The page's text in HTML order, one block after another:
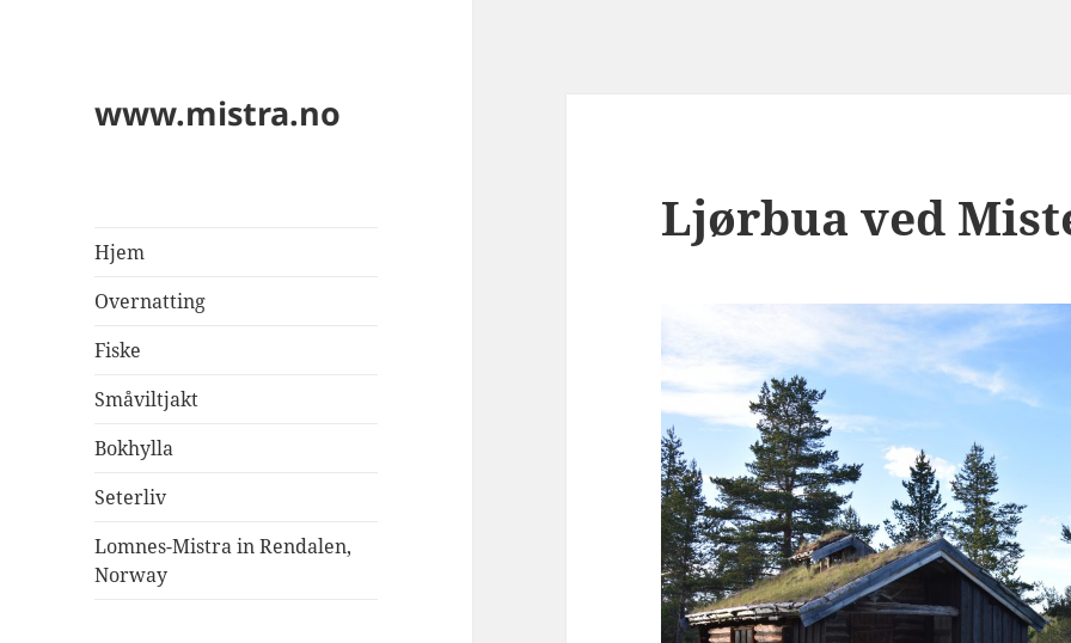
www.mistra.no
Hjem
Overnatting
Fiske
Småviltjakt
Bokhylla
Seterliv
Lomnes-Mistra in Rendalen,
Norway
Ljørbua ved